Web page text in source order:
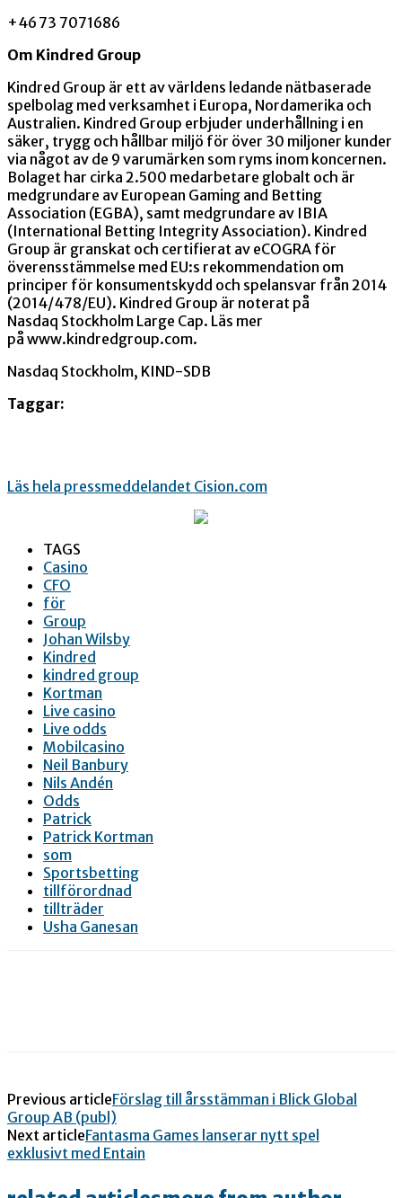
+46 73 7071686
Om Kindred Group
Kindred Group är ett av världens ledande nätbaserade
spelbolag med verksamhet i Europa, Nordamerika och
Australien. Kindred Group erbjuder underhållning i en
säker, trygg och hållbar miljö för över 30 miljoner kunder
via något av de 9 varumärken som ryms inom koncernen.
Bolaget har cirka 2.500 medarbetare globalt och är
medgrundare av European Gaming and Betting
Association (EGBA), samt medgrundare av IBIA
(International Betting Integrity Association). Kindred
Group är granskat och certifierat av eCOGRA för
överensstämmelse med EU:s rekommendation om
principer för konsumentskydd och spelansvar från 2014
(2014/478/EU). Kindred Group är noterat på
Nasdaq Stockholm Large Cap. Läs mer
på www.kindredgroup.com.
Nasdaq Stockholm, KIND-SDB
Taggar:
Läs hela pressmeddelandet Cision.com
TAGS
Casino
CFO
för
Group
Johan Wilsby
Kindred
kindred group
Kortman
Live casino
Live odds
Mobilcasino
Neil Banbury
Nils Andén
Odds
Patrick
Patrick Kortman
som
Sportsbetting
tillförordnad
tillträder
Usha Ganesan
Previous articleFörslag till årsstämman i Blick Global
Group AB (publ)
Next articleFantasma Games lanserar nytt spel
exklusivt med Entain